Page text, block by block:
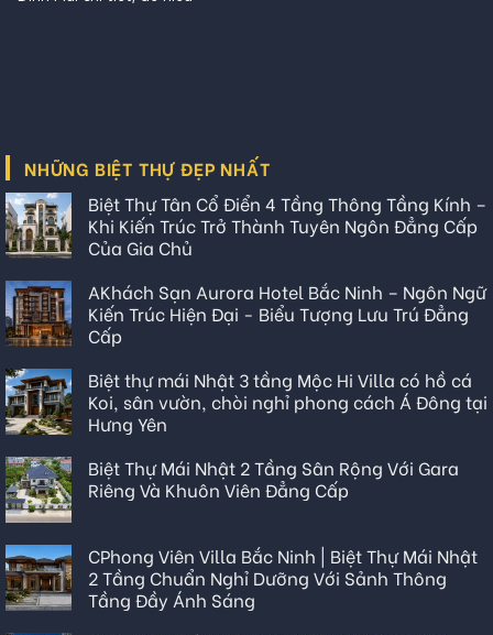
NHỮNG BIỆT THỰ ĐẸP NHẤT
Biệt Thự Tân Cổ Điển 4 Tầng Thông Tầng Kính –
Khi Kiến Trúc Trở Thành Tuyên Ngôn Đẳng Cấp
Của Gia Chủ
AKhách Sạn Aurora Hotel Bắc Ninh – Ngôn Ngữ
Kiến Trúc Hiện Đại - Biểu Tượng Lưu Trú Đẳng
Cấp
Biệt thự mái Nhật 3 tầng Mộc Hi Villa có hồ cá
Koi, sân vườn, chòi nghỉ phong cách Á Đông tại
Hưng Yên
Biệt Thự Mái Nhật 2 Tầng Sân Rộng Với Gara
Riêng Và Khuôn Viên Đẳng Cấp
CPhong Viên Villa Bắc Ninh | Biệt Thự Mái Nhật
2 Tầng Chuẩn Nghỉ Dưỡng Với Sảnh Thông
Tầng Đầy Ánh Sáng